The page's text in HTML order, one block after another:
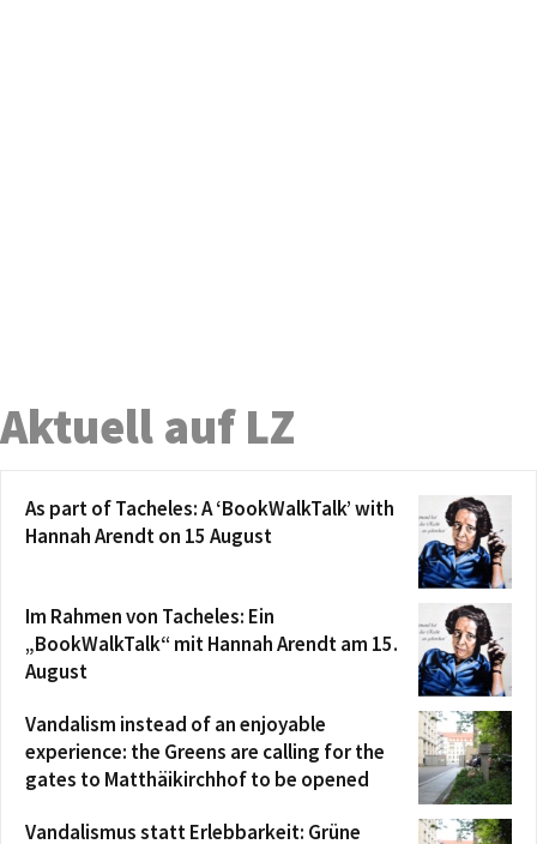
Aktuell auf LZ
As part of Tacheles: A ‘BookWalkTalk’ with
Hannah Arendt on 15 August
Im Rahmen von Tacheles: Ein
„BookWalkTalk“ mit Hannah Arendt am 15.
August
Vandalism instead of an enjoyable
experience: the Greens are calling for the
gates to Matthäikirchhof to be opened
Vandalismus statt Erlebbarkeit: Grüne